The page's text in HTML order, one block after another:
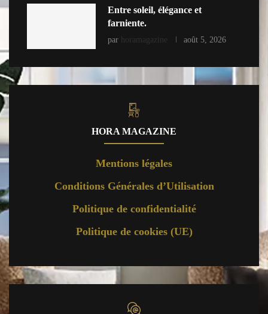
Entre soleil, élégance et
farniente.
par horamagazine août 5, 2026
HORA MAGAZINE
Mentions légales
Conditions Générales d’Utilisation
Politique de confidentialité
Politique de cookies (UE)